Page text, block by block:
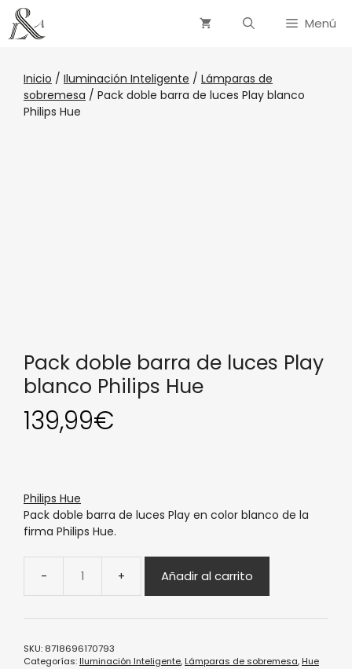
Menú
Inicio / Iluminación Inteligente / Lámparas de
sobremesa / Pack doble barra de luces Play blanco
Philips Hue
Pack doble barra de luces Play
blanco Philips Hue
139,99€
Philips Hue
Pack doble barra de luces Play en color blanco de la
firma Philips Hue.
Añadir al carrito
SKU: 8718696170793
Categorías:Iluminación Inteligente,Lámparas de sobremesa,Hue